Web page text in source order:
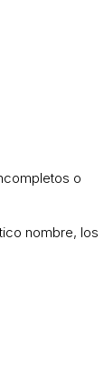
o
nombre, los